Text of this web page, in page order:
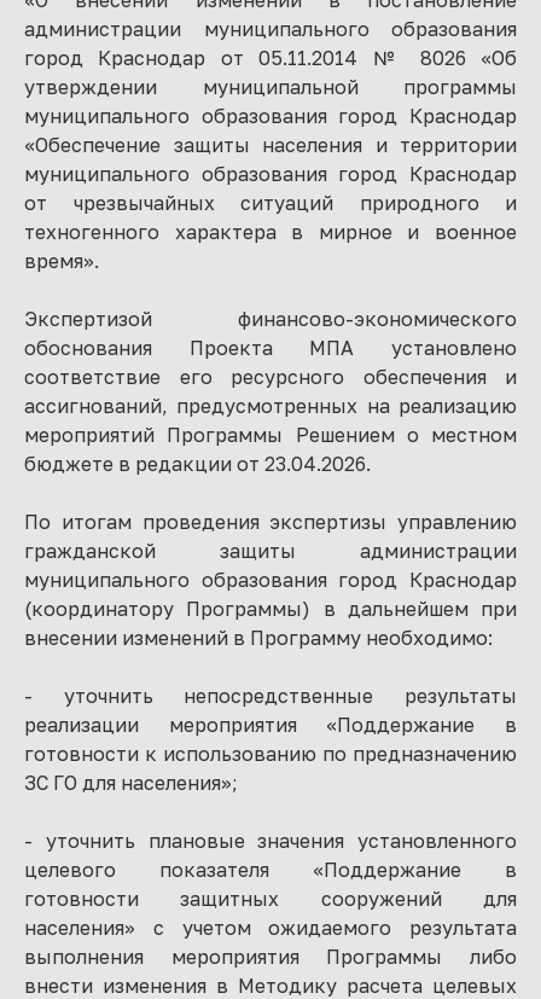
администрации муниципального образования
город Краснодар от 05.11.2014 № 8026 «Об
утверждении муниципальной программы
муниципального образования город Краснодар
«Обеспечение защиты населения и территории
муниципального образования город Краснодар
от чрезвычайных ситуаций природного и
техногенного характера в мирное и военное
время».
Экспертизой финансово-экономического
обоснования Проекта МПА установлено
соответствие его ресурсного обеспечения и
ассигнований, предусмотренных на реализацию
мероприятий Программы Решением о местном
бюджете в редакции от 23.04.2026.
По итогам проведения экспертизы управлению
гражданской защиты администрации
муниципального образования город Краснодар
(координатору Программы) в дальнейшем при
внесении изменений в Программу необходимо:
- уточнить непосредственные результаты
реализации мероприятия «Поддержание в
готовности к использованию по предназначению
ЗС ГО для населения»;
- уточнить плановые значения установленного
целевого показателя «Поддержание в
готовности защитных сооружений для
населения» с учетом ожидаемого результата
выполнения мероприятия Программы либо
внести изменения в Методику расчета целевых